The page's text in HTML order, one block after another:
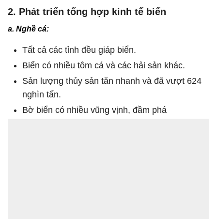
2. Phát triển tổng hợp kinh tế biển
a. Nghề cá:
Tất cả các tỉnh đều giáp biển.
Biển có nhiều tôm cá và các hải sản khác.
Sản lượng thủy sản tăn nhanh và đã vượt 624
nghìn tấn.
Bờ biển có nhiều vũng vịnh, đầm phá